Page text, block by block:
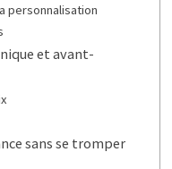
personnalisation
et avant-
sans se tromper